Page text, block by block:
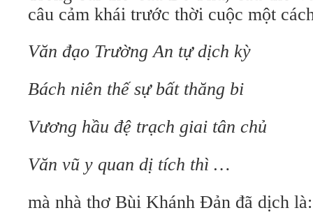
câu cảm khái trước thời cuộc một
Văn đạo Trường An tự dịch kỳ
Bách niên thế sự bất thăng bi
Vương hầu đệ trạch giai tân chủ
Văn vũ y quan dị tích thì …
mà nhà thơ Bùi Khánh Đản đã dịch là: